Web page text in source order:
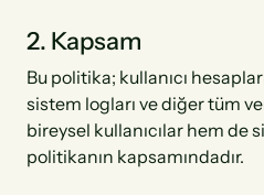
2. Kapsam
Bu politika; kullanıcı
sistem logları ve diğer tüm
bireysel kullanıcılar hem de
politikanın kapsamındadır.